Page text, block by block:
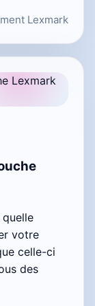
Lexmark
votre
celle-ci
des